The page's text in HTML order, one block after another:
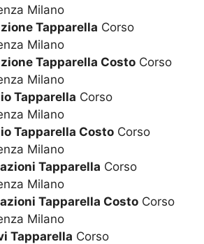
Milano
Tapparella Corso
Milano
Tapparella Costo Corso
Milano
Tapparella Corso
Milano
Tapparella Costo Corso
Milano
Tapparella Corso
Milano
Tapparella Costo Corso
Milano
Tapparella Corso